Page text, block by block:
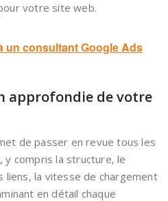
votre site web.
un consultant Google Ads
approfondie de votre
de passer en revue tous les
compris la structure, le
liens, la vitesse de chargement
en détail chaque